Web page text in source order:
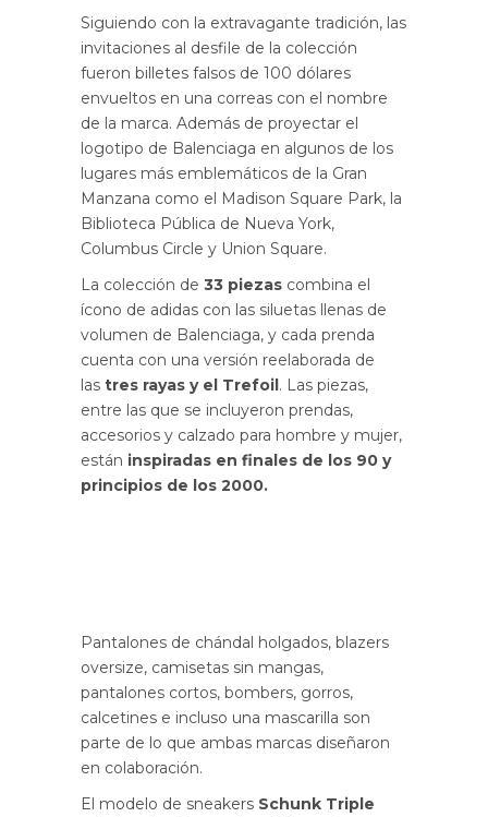
Siguiendo con la extravagante tradición, las
invitaciones al desfile de la colección
fueron billetes falsos de 100 dólares
envueltos en una correas con el nombre
de la marca. Además de proyectar el
logotipo de Balenciaga en algunos de los
lugares más emblemáticos de la Gran
Manzana como el Madison Square Park, la
Biblioteca Pública de Nueva York,
Columbus Circle y Union Square.
La colección de 33 piezas combina el
ícono de adidas con las siluetas llenas de
volumen de Balenciaga, y cada prenda
cuenta con una versión reelaborada de
las tres rayas y el Trefoil. Las piezas,
entre las que se incluyeron prendas,
accesorios y calzado para hombre y mujer,
están inspiradas en finales de los 90 y
principios de los 2000.
Pantalones de chándal holgados, blazers
oversize, camisetas sin mangas,
pantalones cortos, bombers, gorros,
calcetines e incluso una mascarilla son
parte de lo que ambas marcas diseñaron
en colaboración.
El modelo de sneakers Schunk Triple